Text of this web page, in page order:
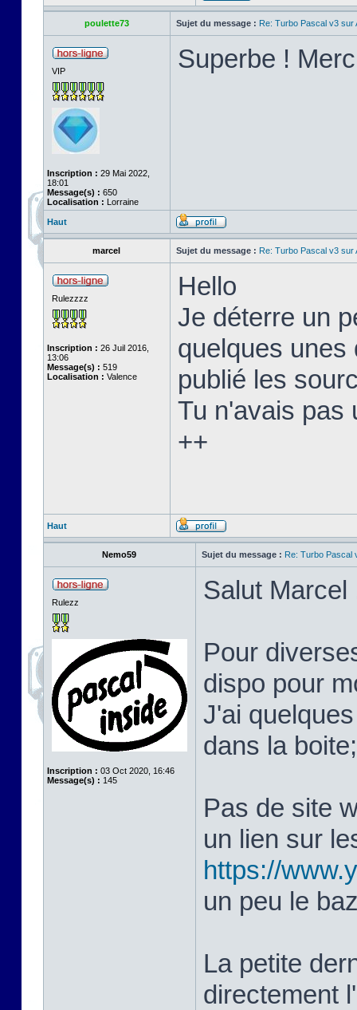
poulette73 Sujet du message : Re: Turbo Pascal v3 sur
VIP
Inscription : 29 Mai 2022,
18:01
Message(s) : 650
Localisation : Lorraine
Superbe !
Haut
marcel Sujet du message : Re: Turbo Pascal v3 sur
Rulezzzz
Inscription : 26 Juil 2016,
13:06
Message(s) : 519
Localisation : Valence
Hello
Je déterre un
quelques unes
publié les
Tu n'avais pas
++
Haut
Nemo59 Sujet du message : Re: Turbo Pascal
Rulezz
Inscription : 03 Oct 2020, 16:46
Message(s) : 145
Salut Marcel
Pour
dispo pour
J'ai
dans la
Pas de site
un lien sur
https://
un peu le
La petite
directement